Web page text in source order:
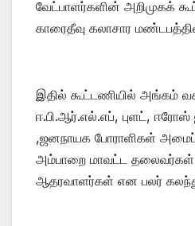
வேட்பாளர்களின் அறிமுகக்
காரைதீவு கலாசார
இதில் கூட்டணியில் அங்கம்
ஈ.பி.ஆர்.எல்.எப், புளட்,
,ஜனநாயக போராளிகள்
அம்பாறை மாவட்ட தலைவர்கள்
ஆதரவாளர்கள் என பலர்